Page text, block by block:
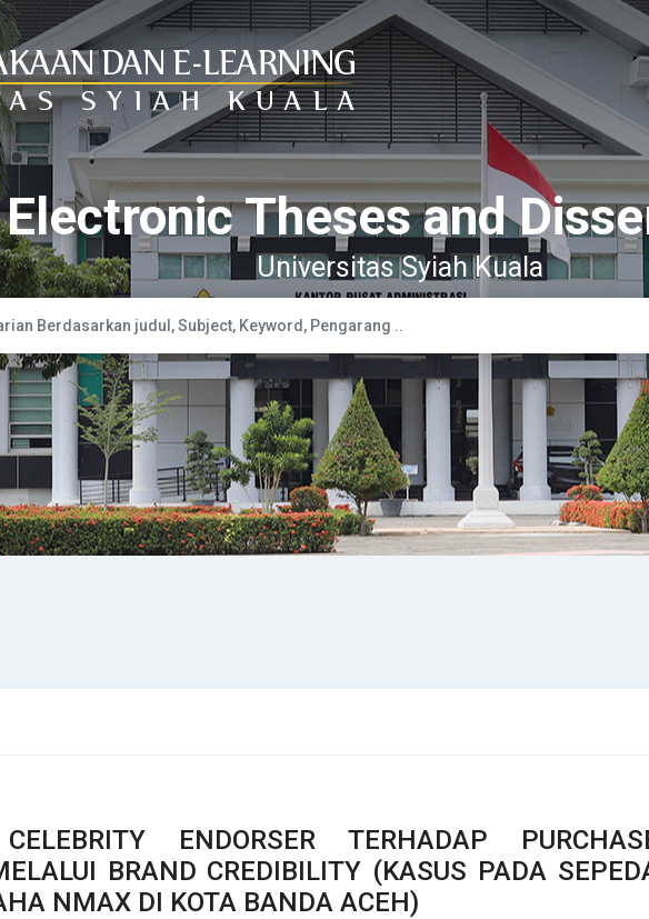
Electronic Theses and
Universitas Syiah Kuala
ENDORSER TERHADAP
BRAND CREDIBILITY (KASUS PADA
NMAX DI KOTA BANDA ACEH)